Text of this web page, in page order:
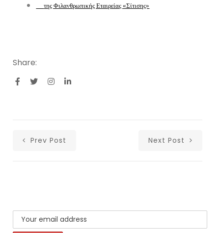
της Φιλανθρωπικής Εταιρείας «Σίτισης»
Share:
Prev Post Next Post